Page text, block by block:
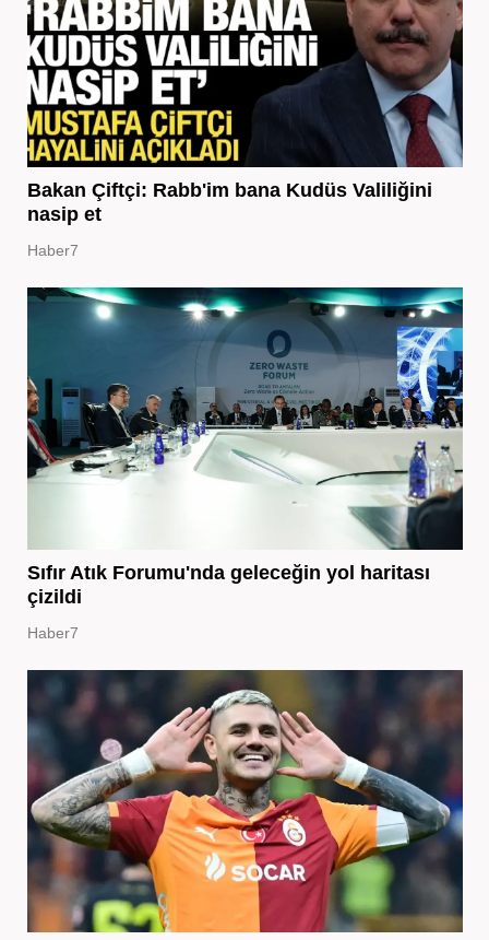
Bakan Çiftçi: Rabb'im bana Kudüs Valiliğini
nasip et
Haber7
Sıfır Atık Forumu'nda geleceğin yol haritası
çizildi
Haber7